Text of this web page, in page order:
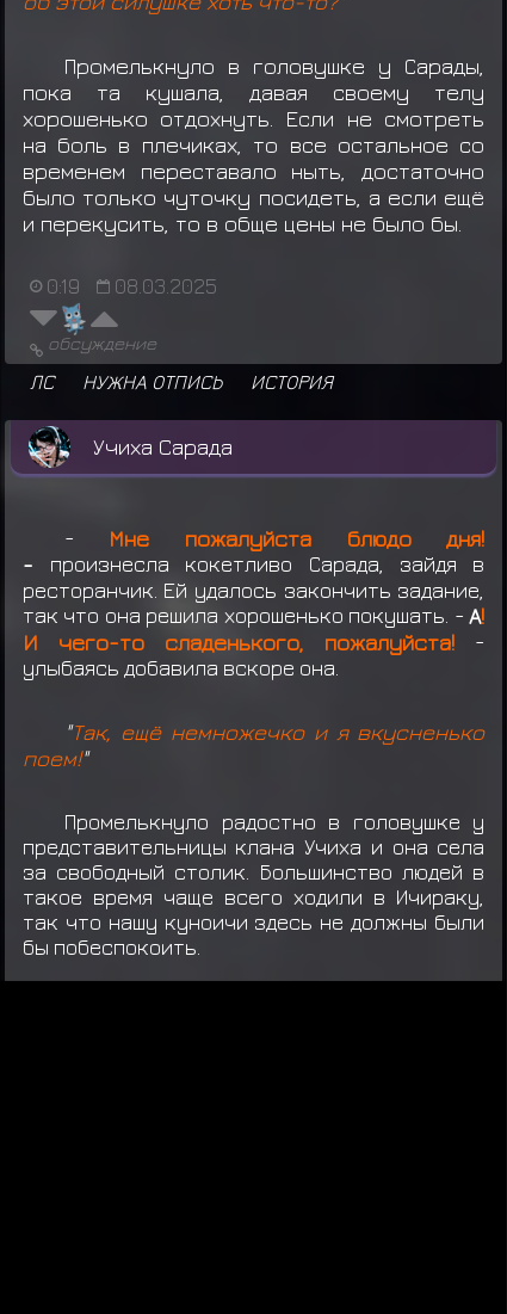
Промелькнуло в головушке у Сарады,
пока та кушала, давая своему телу
хорошенько отдохнуть. Если не смотреть
на боль в плечиках, то все остальное со
временем переставало ныть, достаточно
было только чуточку посидеть, а если ещё
и перекусить, то в обще цены не было бы.
0:19 08.03.2025
обсуждение
ЛС НУЖНА ОТПИСЬ ИСТОРИЯ
Учиха Сарада
- Мне пожалуйста блюдо дня!
- произнесла кокетливо Сарада, зайдя в
ресторанчик. Ей удалось закончить задание,
так что она решила хорошенько покушать. - А!
И чего-то сладенького, пожалуйста! -
улыбаясь добавила вскоре она.
"Так, ещё немножечко и я вкусненько
поем!"
Промелькнуло радостно в головушке у
представительницы клана Учиха и она села
за свободный столик. Большинство людей в
такое время чаще всего ходили в Ичираку,
так что нашу куноичи здесь не должны были
бы побеспокоить.